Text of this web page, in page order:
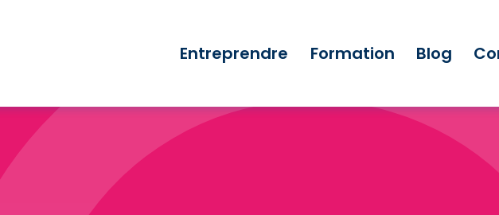
Faire de nos valeurs démocratiques le moteur de nos
Entreprendre Formation Blog